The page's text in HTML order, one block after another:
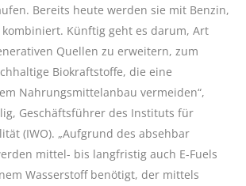
Bereits heute werden sie mit Benzin,
kombiniert. Künftig geht es darum, Art
Quellen zu erweitern, zum
Biokraftstoffe, die eine
Nahrungsmittelanbau vermeiden“,
Geschäftsführer des Instituts für
(IWO). „Aufgrund des absehbar
mittel- bis langfristig auch E-Fuels
Wasserstoff benötigt, der mittels